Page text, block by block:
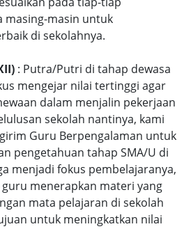
masing-masin untuk
di sekolahnya.
: Putra/Putri di tahap dewasa
mengejar nilai tertinggi agar
dalam menjalin pekerjaan
sekolah nantinya, kami
Guru Berpengalaman untuk
pengetahuan tahap SMA/U di
menjadi fokus pembelajaranya,
guru menerapkan materi yang
mata pelajaran di sekolah
untuk meningkatkan nilai